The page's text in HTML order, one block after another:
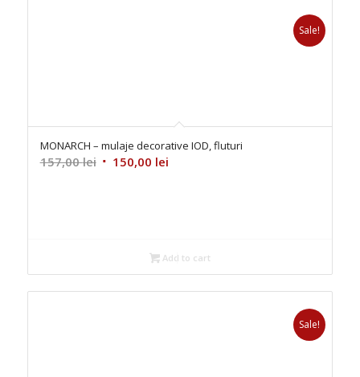
MONARCH – mulaje decorative IOD, fluturi
157,00lei Original
150,00 leiCurrent
Sale!
Add to cart
Sale!